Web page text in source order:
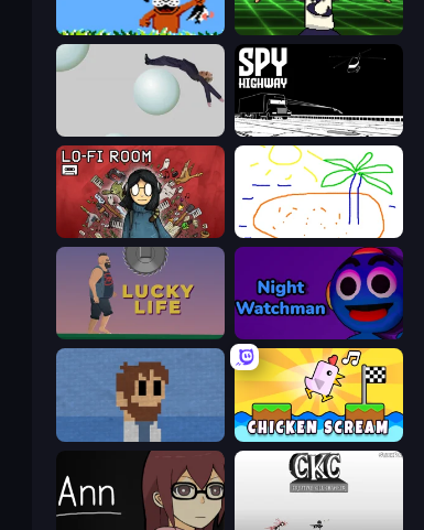
Duck Hunt Chainsaw Dance
Spy Highway
Lofi Room Skribbl.io
Lucky Life
Chicken Scream